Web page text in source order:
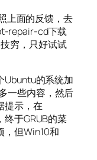
上面的反馈，去
repair-cd下载
穷，只好试试
Ubuntu的系统加
一些内容，然后
提示，在
于GRUB的菜
，但Win10和